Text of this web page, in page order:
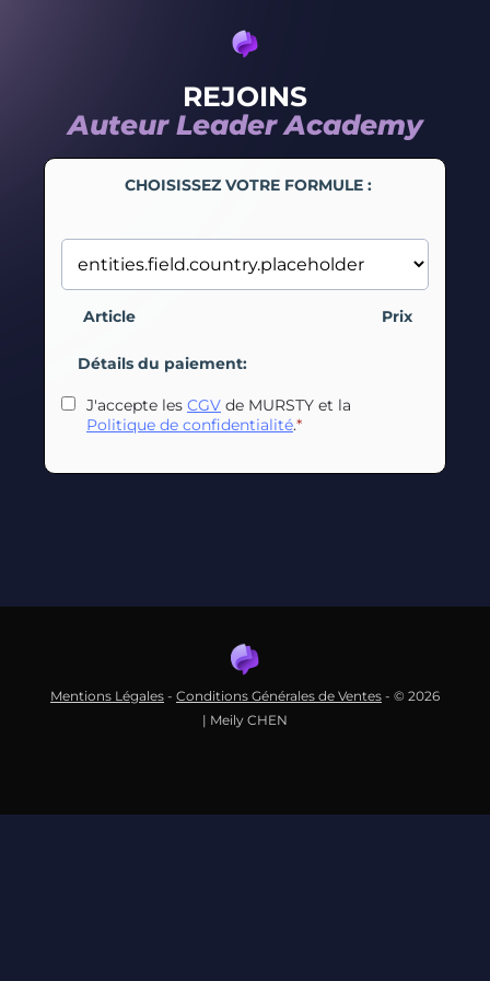
REJOINS
Auteur Leader Academy
CHOISISSEZ VOTRE FORMULE :
Article Prix
Détails du paiement:
J'accepte les CGV de MURSTY et la
Politique de confidentialité.*
Mentions Légales - Conditions Générales de Ventes - © 2026
| Meily CHEN